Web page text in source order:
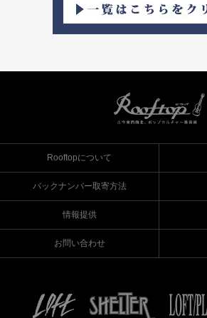
Rooftopについて
バックナンバー取寄方法
情報提供
お問い合わせ